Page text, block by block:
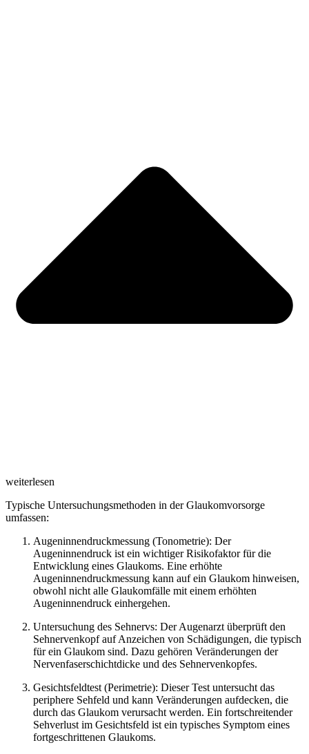
weiterlesen
Typische Untersuchungsmethoden in der Glaukomvorsorge
umfassen:
Augeninnendruckmessung (Tonometrie): Der
Augeninnendruck ist ein wichtiger Risikofaktor für die
Entwicklung eines Glaukoms. Eine erhöhte
Augeninnendruckmessung kann auf ein Glaukom hinweisen,
obwohl nicht alle Glaukomfälle mit einem erhöhten
Augeninnendruck einhergehen.
Untersuchung des Sehnervs: Der Augenarzt überprüft den
Sehnervenkopf auf Anzeichen von Schädigungen, die typisch
für ein Glaukom sind. Dazu gehören Veränderungen der
Nervenfaserschichtdicke und des Sehnervenkopfes.
Gesichtsfeldtest (Perimetrie): Dieser Test untersucht das
periphere Sehfeld und kann Veränderungen aufdecken, die
durch das Glaukom verursacht werden. Ein fortschreitender
Sehverlust im Gesichtsfeld ist ein typisches Symptom eines
fortgeschrittenen Glaukoms.